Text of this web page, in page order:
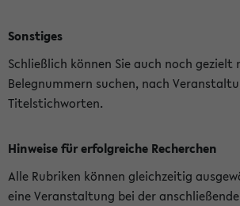
Sonstiges
Schließlich können Sie auch noch
Belegnummern suchen, nach
Titelstichworten.
Hinweise für erfolgreiche Recherchen
Alle Rubriken können gleichzeitig
eine Veranstaltung bei der